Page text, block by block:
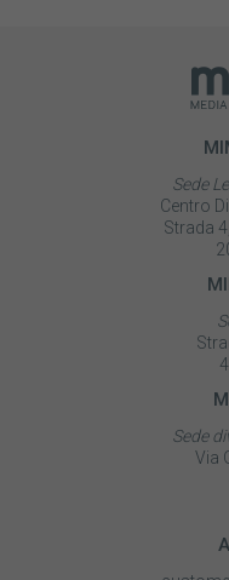
Sede
Centro
Strada
Sede
Via